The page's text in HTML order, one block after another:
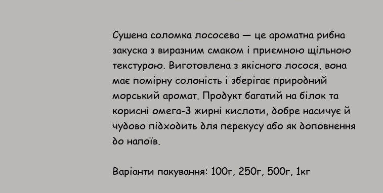
Сушена соломка лососева — це ароматна рибна
закуска з виразним смаком і приємною щільною
текстурою. Виготовлена з якісного лосося, вона
має помірну солоність і зберігає природний
морський аромат. Продукт багатий на білок та
корисні омега-3 жирні кислоти, добре насичує й
чудово підходить для перекусу або як доповнення
до напоїв.
Варіанти пакування: 100г, 250г, 500г, 1кг